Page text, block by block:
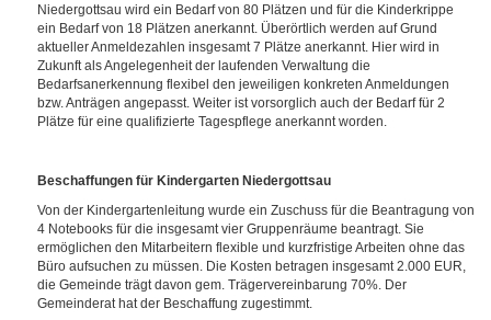
Niedergottsau wird ein Bedarf von 80 Plätzen und für die Kinderkrippe
ein Bedarf von 18 Plätzen anerkannt. Überörtlich werden auf Grund
aktueller Anmeldezahlen insgesamt 7 Plätze anerkannt. Hier wird in
Zukunft als Angelegenheit der laufenden Verwaltung die
Bedarfsanerkennung flexibel den jeweiligen konkreten Anmeldungen
bzw. Anträgen angepasst. Weiter ist vorsorglich auch der Bedarf für 2
Plätze für eine qualifizierte Tagespflege anerkannt worden.
Beschaffungen für Kindergarten Niedergottsau
Von der Kindergartenleitung wurde ein Zuschuss für die Beantragung von
4 Notebooks für die insgesamt vier Gruppenräume beantragt. Sie
ermöglichen den Mitarbeitern flexible und kurzfristige Arbeiten ohne das
Büro aufsuchen zu müssen. Die Kosten betragen insgesamt 2.000 EUR,
die Gemeinde trägt davon gem. Trägervereinbarung 70%. Der
Gemeinderat hat der Beschaffung zugestimmt.